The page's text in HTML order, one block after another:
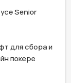
Senior
для сбора и
покере